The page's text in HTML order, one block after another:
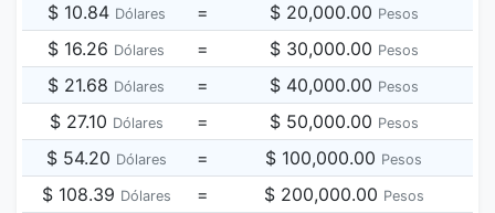
$ 10.84 Dólares = $ 20,000.00 Pesos
$ 16.26 Dólares = $ 30,000.00 Pesos
$ 21.68 Dólares = $ 40,000.00 Pesos
$ 27.10 Dólares = $ 50,000.00 Pesos
$ 54.20 Dólares = $ 100,000.00 Pesos
$ 108.39 Dólares = $ 200,000.00 Pesos